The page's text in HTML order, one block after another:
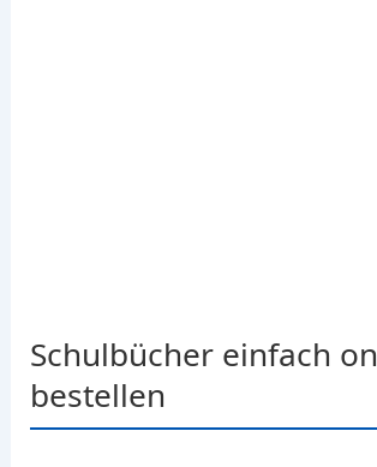
Schulbücher einfach
bestellen